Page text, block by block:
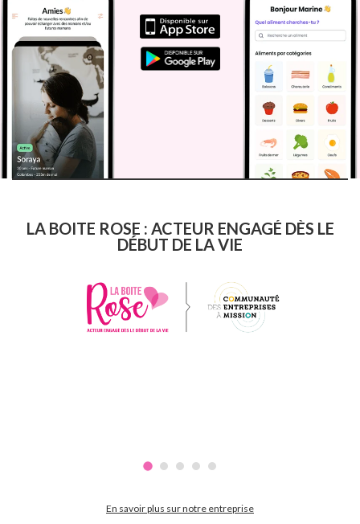
LA BOITE ROSE : ACTEUR ENGAGÉ DÈS LE
DÉBUT DE LA VIE
En savoir plus sur notre entreprise